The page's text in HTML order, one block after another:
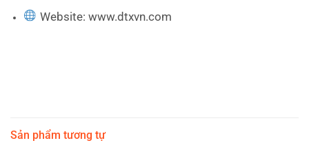
Website: www.dtxvn.com
Sản phẩm tương tự